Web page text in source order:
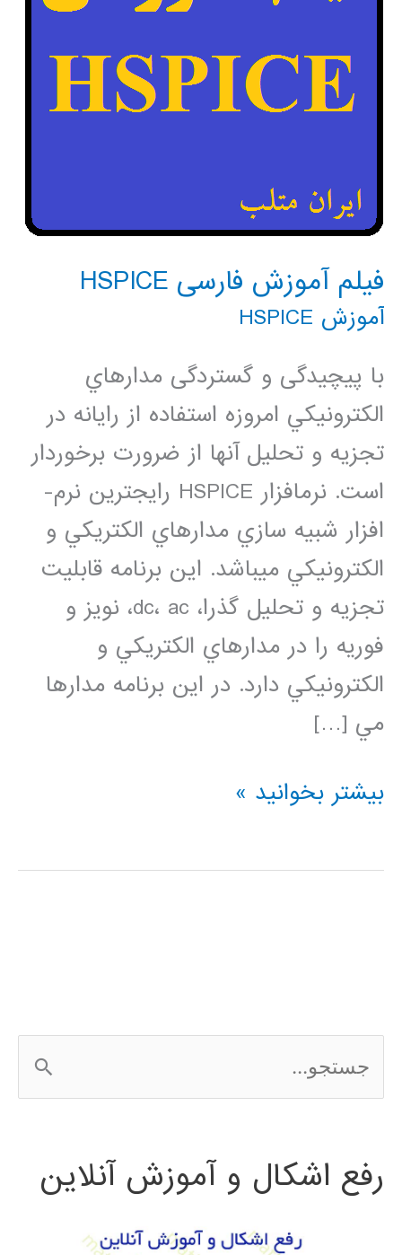
فیلم آموزش فارسی HSPICE
آموزش HSPICE
با پیچیدگی و گستردگی مدارهاي
الكترونيكي امروزه استفاده از رایانه در
تجزيه و تحليل آن­ها از ضرورت برخوردار
است. نرم­افزار HSPICE رایج­ترین نرم­
افزار شبيه سازي مدارهاي الكتريكي و
الكترونيكي مي­باشد. اين برنامه قابليت
تجزيه و تحليل­ گذرا، dc، ac، نویز و
فوریه را در مدارهاي الكتريكي و
الكترونيكي دارد. در این برنامه مدارها
مي […]
فیلم
فارسی
بیشتر بخوانید »
س
ج
رفع اشکال و آموزش آنلاین